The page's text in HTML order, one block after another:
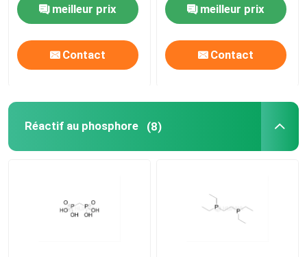
Les succinates
Diagnostic moléculaire
meilleur prix
Contact
meilleur prix
Contact
Réactif au phosphore (8)